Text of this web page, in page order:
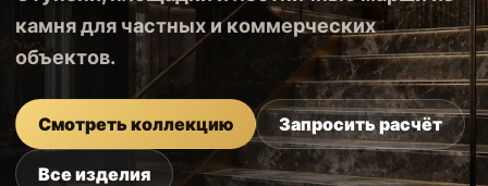
камня для частных и коммерческих
объектов.
Смотреть коллекцию Запросить расчёт
Все изделия